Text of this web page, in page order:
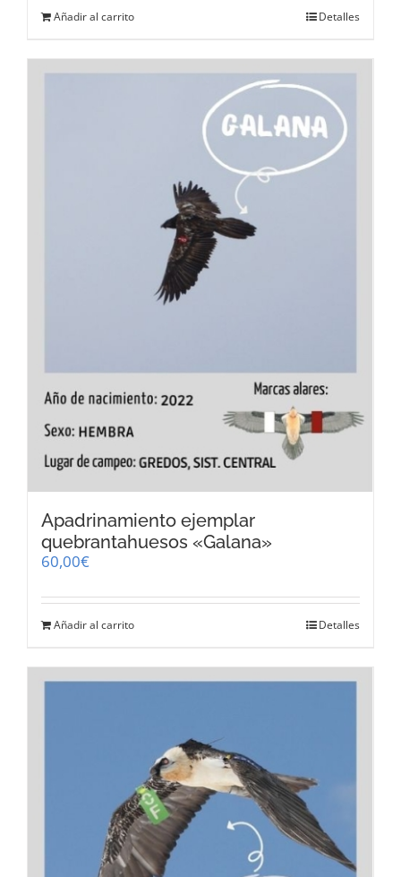
Añadir al carrito Detalles
Apadrinamiento ejemplar
quebrantahuesos «Galana»
60,00€
Añadir al carrito Detalles